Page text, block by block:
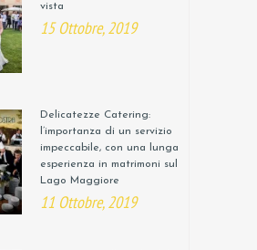
vista
15 Ottobre, 2019
Delicatezze Catering:
l’importanza di un servizio
impeccabile, con una lunga
esperienza in matrimoni sul
Lago Maggiore
11 Ottobre, 2019